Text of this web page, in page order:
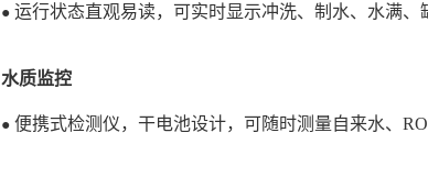
● 运行状态直观易读，可实时显示冲洗、制水、水满、
水质监控
● 便携式检测仪，干电池设计，可随时测量自来水、